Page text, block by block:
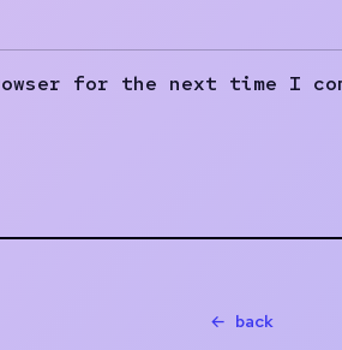
for the next time I
← back